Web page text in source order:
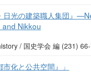
日光の建築職人集団』
Nikkou
/ 国史学会 編 (231)
化と公共空間』」